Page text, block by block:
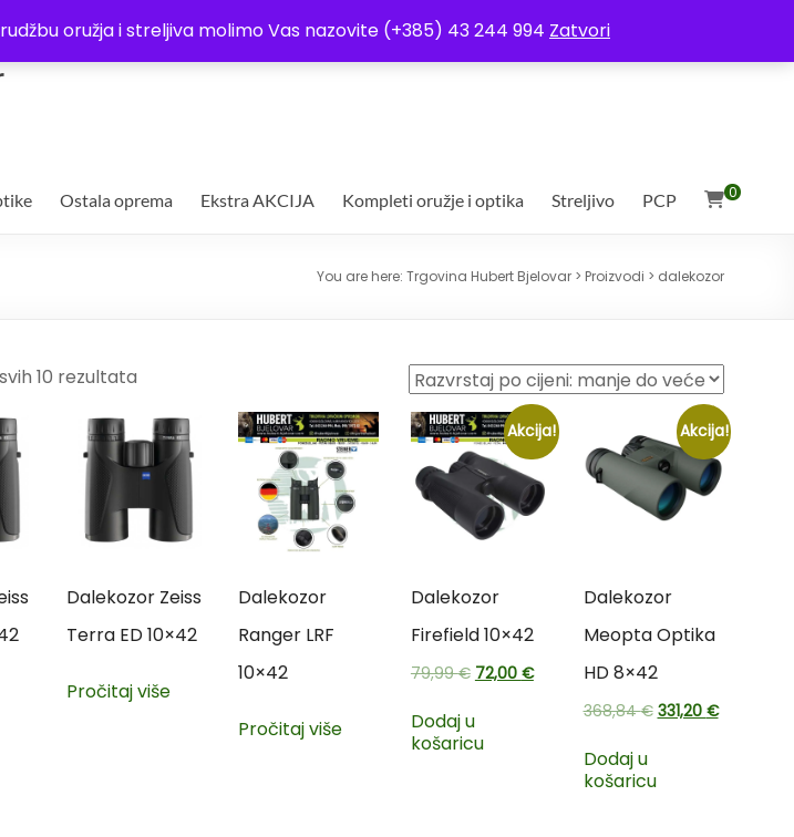
oružja i streljiva molimo Vas nazovite (+385) 43 244 994 Zatvori
Uvjeti poslovanja
0
Ostala oprema Ekstra AKCIJA Kompleti oružje i optika Streljivo PCP
You are here: Trgovina Hubert Bjelovar > Proizvodi > dalekozor
10 rezultata
Dalekozor Zeiss
Terra ED 10×42
Pročitaj više
Dalekozor
Ranger LRF
10×42
Pročitaj više
Akcija!
Dalekozor
Firefield 10×42
79,99€ 72,00 €
Dodaj u
košaricu
Akcija!
Dalekozor
Meopta Optika
HD 8×42
368,84€ 331,20 €
Dodaj u
košaricu